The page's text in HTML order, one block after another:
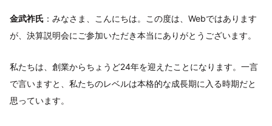
金武祚氏 ：みなさま、こんにちは。この度は、Webではあります
が、決算説明会にご参加いただき本当にありがとうございます。
私たちは、創業からちょうど24年を迎えたことになります。一言
で言いますと、私たちのレベルは本格的な成長期に入る時期だと
思っています。